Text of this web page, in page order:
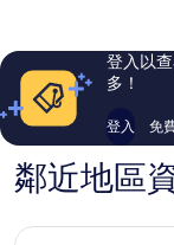
評
論
登入以
多！
登入 免
鄰近地區